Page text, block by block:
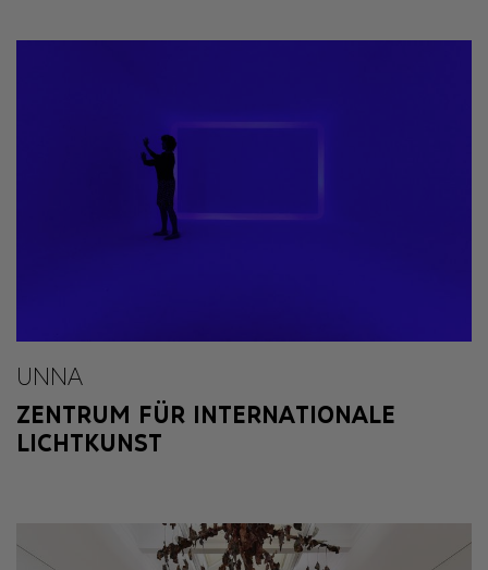
UNNA
ZENTRUM FÜR INTERNATIONALE
LICHTKUNST